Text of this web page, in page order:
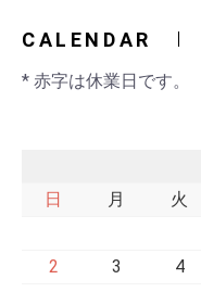
CALENDAR
* 赤字は休業日です。
日
月 火
2
3 4